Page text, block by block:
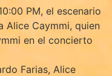
PM, el escenario
Alice Caymmi, quien
en el concierto
Farias, Alice